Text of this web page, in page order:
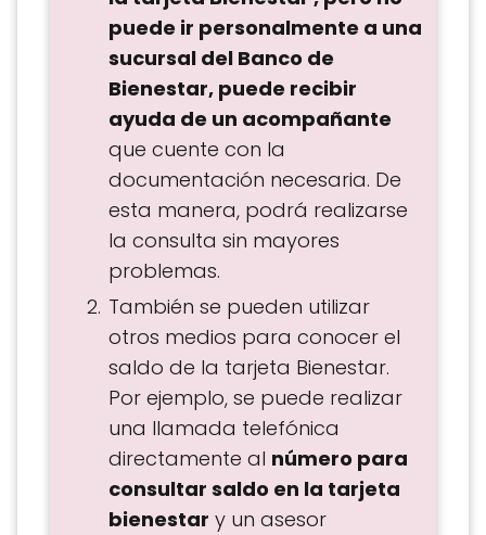
puede ir personalmente a una
sucursal del Banco de
Bienestar, puede recibir
ayuda de un acompañante
que cuente con la
documentación necesaria. De
esta manera, podrá realizarse
la consulta sin mayores
problemas.
También se pueden utilizar
otros medios para conocer el
saldo de la tarjeta Bienestar.
Por ejemplo, se puede realizar
una llamada telefónica
directamente al número para
consultar saldo en la tarjeta
bienestar y un asesor